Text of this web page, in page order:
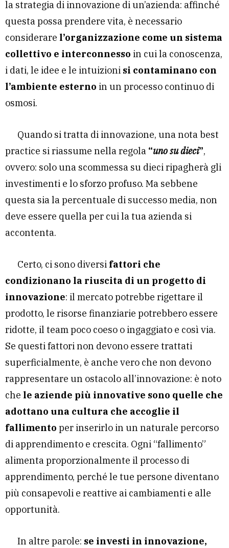
la strategia di innovazione di un’azienda: affinché
questa possa prendere vita, è necessario
considerare l’organizzazione come un sistema
collettivo e interconnesso in cui la conoscenza,
i dati, le idee e le intuizioni si contaminano con
l’ambiente esterno in un processo continuo di
osmosi.
Quando si tratta di innovazione, una nota best
practice si riassume nella regola “uno su dieci”,
ovvero: solo una scommessa su dieci ripagherà gli
investimenti e lo sforzo profuso. Ma sebbene
questa sia la percentuale di successo media, non
deve essere quella per cui la tua azienda si
accontenta.
Certo, ci sono diversi fattori che
condizionano la riuscita di un progetto di
innovazione: il mercato potrebbe rigettare il
prodotto, le risorse finanziarie potrebbero essere
ridotte, il team poco coeso o ingaggiato e così via.
Se questi fattori non devono essere trattati
superficialmente, è anche vero che non devono
rappresentare un ostacolo all’innovazione: è noto
che le aziende più innovative sono quelle che
adottano una cultura che accoglie il
fallimento per inserirlo in un naturale percorso
di apprendimento e crescita. Ogni “fallimento”
alimenta proporzionalmente il processo di
apprendimento, perché le tue persone diventano
più consapevoli e reattive ai cambiamenti e alle
opportunità.
In altre parole: se investi in innovazione,